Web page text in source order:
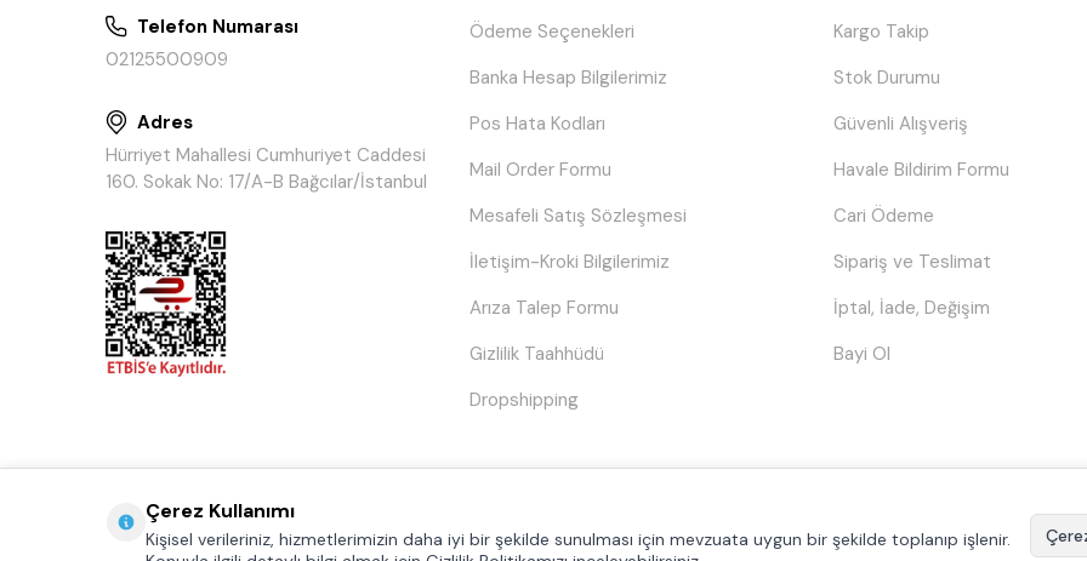
Telefon Numarası
02125500909
Adres
Hürriyet Mahallesi Cumhuriyet Caddesi
160. Sokak No: 17/A-B Bağcılar/İstanbul
Ödeme Seçenekleri
Banka Hesap Bilgilerimiz
Pos Hata Kodları
Mail Order Formu
Mesafeli Satış Sözleşmesi
İletişim-Kroki Bilgilerimiz
Arıza Talep Formu
Gizlilik Taahhüdü
Dropshipping
Kargo Takip
Stok Durumu
Güvenli Alışveriş
Havale Bildirim Formu
Cari Ödeme
Sipariş ve Teslimat
İptal, İade, Değişim
Bayi Ol
Çerez Kullanımı
Kişisel verileriniz, hizmetlerimizin daha iyi bir şekilde sunulması için mevzuata uygun bir şekilde toplanıp işlenir.